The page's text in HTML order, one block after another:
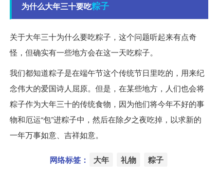
为什么大年三十要吃粽子
关于大年三十为什么要吃粽子，这个问题听起来有点奇
怪，但确实有一些地方会在这一天吃粽子。
我们都知道粽子是在端午节这个传统节日里吃的，用来纪
念伟大的爱国诗人屈原。但是，在某些地方，人们也会将
粽子作为大年三十的传统食物，因为他们将今年不好的事
物和厄运“包”进粽子中，然后在除夕之夜吃掉，以求新的
一年万事如意、吉祥如意。
网络标签： 大年 礼物 粽子